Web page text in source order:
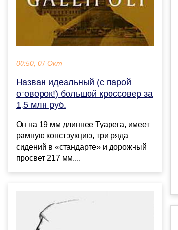
00:50, 07 Окт
Назван идеальный (с парой
оговорок!) большой кроссовер за
1,5 млн руб.
Он на 19 мм длиннее Туарега, имеет
рамную конструкцию, три ряда
сидений в «стандарте» и дорожный
просвет 217 мм....